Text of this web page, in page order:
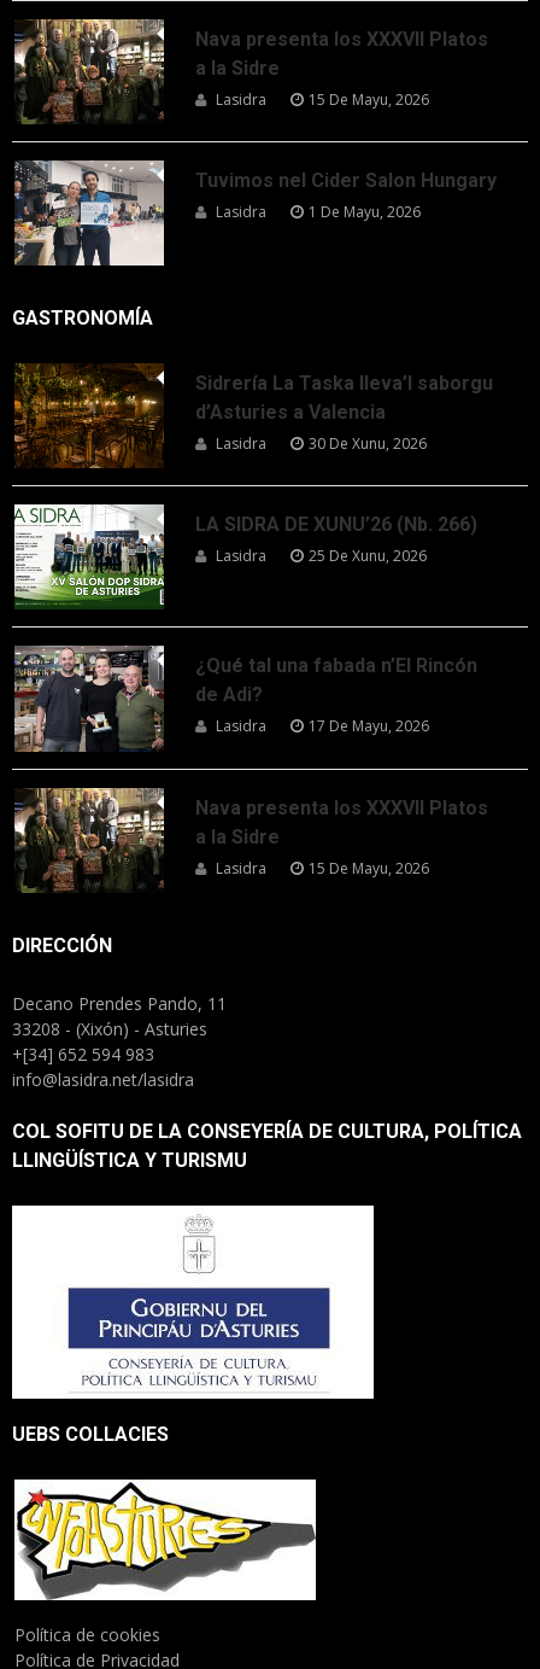
Nava presenta los XXXVII Platos
a la Sidre
Lasidra 15 De Mayu, 2026
Tuvimos nel Cider Salon Hungary
Lasidra 1 De Mayu, 2026
GASTRONOMÍA
Sidrería La Taska lleva’l saborgu
d’Asturies a Valencia
Lasidra 30 De Xunu, 2026
LA SIDRA DE XUNU’26 (Nb. 266)
Lasidra 25 De Xunu, 2026
¿Qué tal una fabada n’El Rincón
de Adi?
Lasidra 17 De Mayu, 2026
Nava presenta los XXXVII Platos
a la Sidre
Lasidra 15 De Mayu, 2026
DIRECCIÓN
Decano Prendes Pando, 11
33208 - (Xixón) - Asturies
+[34] 652 594 983
info@lasidra.net/lasidra
COL SOFITU DE LA CONSEYERÍA DE CULTURA, POLÍTICA
LLINGÜÍSTICA Y TURISMU
UEBS COLLACIES
Política de cookies
Política de Privacidad